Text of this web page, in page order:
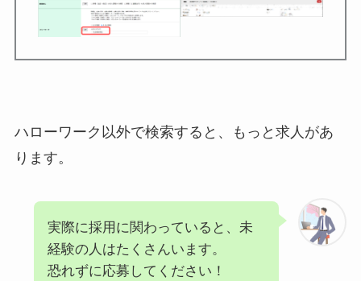
ハローワーク以外で検索すると、もっと求人があ
ります。
実際に採用に関わっていると、未
経験の人はたくさんいます。
恐れずに応募してください！